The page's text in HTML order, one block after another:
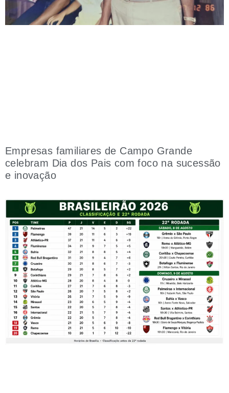
Empresas familiares de Campo Grande
celebram Dia dos Pais com foco na sucessão
e inovação